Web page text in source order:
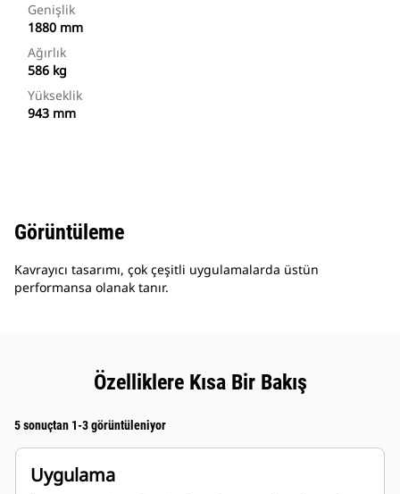
Genişlik
1880 mm
Ağırlık
586 kg
Yükseklik
943 mm
Görüntüleme
Kavrayıcı tasarımı, çok çeşitli uygulamalarda üstün
performansa olanak tanır.
Özelliklere Kısa Bir Bakış
5 sonuçtan 1-3 görüntüleniyor
Uygulama